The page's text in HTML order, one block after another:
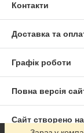
Контакти
Доставка та
Графік роботи
Повна версія
Сайт створено